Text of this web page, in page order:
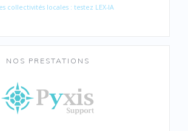
collectivités locales : testez LEX-IA
NOS PRESTATIONS